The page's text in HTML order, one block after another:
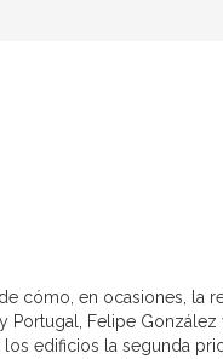
cómo, en ocasiones, la
Felipe González
edificios la segunda